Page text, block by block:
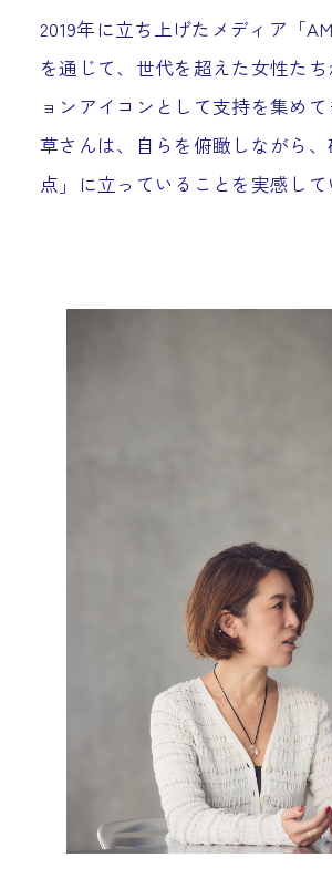
2019年に立ち上げたメディア「
を通じて、世代を超えた女性た
ョンアイコンとして支持を集め
草さんは、自らを俯瞰しながら
点」に立っていることを実感して